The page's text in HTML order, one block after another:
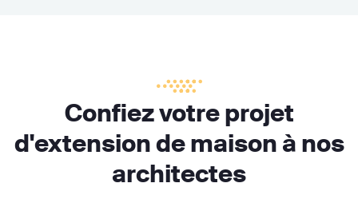
Confiez votre projet
d'extension de maison à nos
architectes